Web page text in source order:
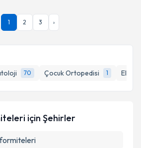
70 Çocuk Ortopedisi 1 El
1 2 3 ›
için Şehirler